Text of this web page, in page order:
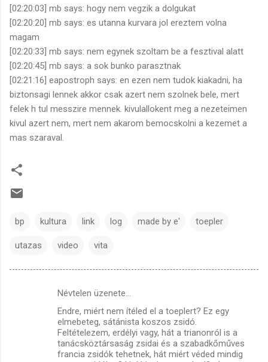
[02:20:03] mb says: hogy nem vegzik a dolgukat
[02:20:20] mb says: es utanna kurvara jol ereztem volna
magam
[02:20:33] mb says: nem egynek szoltam be a fesztival alatt
[02:20:45] mb says: a sok bunko parasztnak
[02:21:16] eapostroph says: en ezen nem tudok kiakadni, ha
biztonsagi lennek akkor csak azert nem szolnek bele, mert
felek h tul messzire mennek. kivulallokent meg a nezeteimen
kivul azert nem, mert nem akarom bemocskolni a kezemet a
mas szaraval.
bp kultura link log made by e' toepler
utazas video vita
Névtelen üzenete…
Endre, miért nem ítéled el a toeplert? Ez egy
elmebeteg, sátánista koszos zsidó.
Feltételezem, erdélyi vagy, hát a trianonról is a
tanácsköztársaság zsidai és a szabadkőműves
francia zsidók tehetnek, hát miért véded mindig